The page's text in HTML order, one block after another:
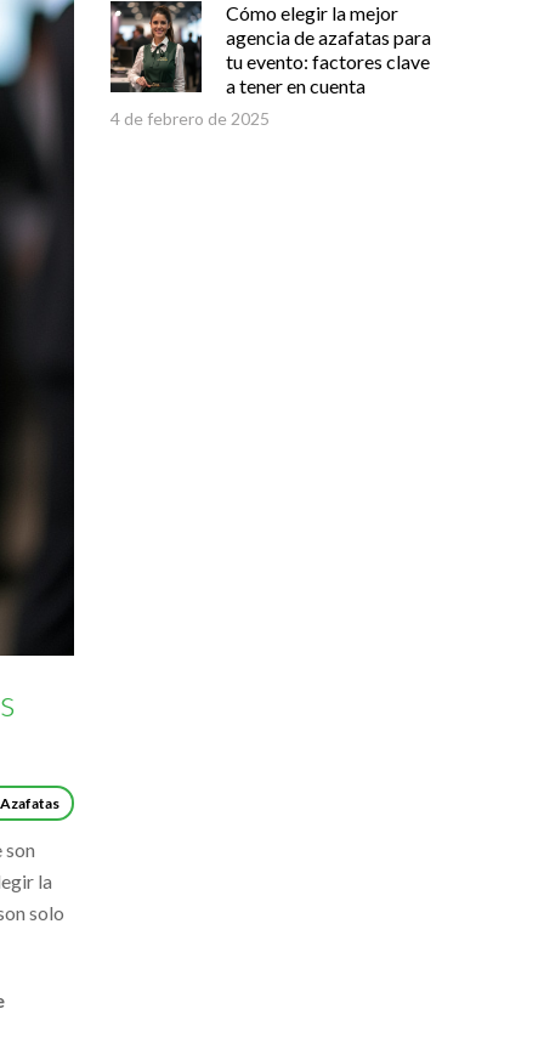
son
la
solo
Cómo elegir la mejor
agencia de azafatas para
tu evento: factores clave
a tener en cuenta
4 de febrero de 2025